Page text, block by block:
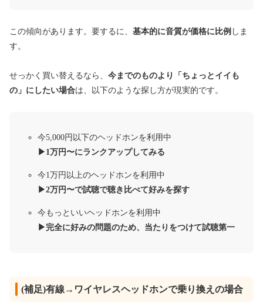
この傾向があります。要するに、 基本的に音質が価格に比例 しま
す。
せっかく買い替えるなら、 今までのものより「ちょっとイイも
の」にしたい場合は、以下のような探し方が現実的です。
今5,000円以下のヘッドホンを利用中
▶︎1万円〜にランクアップしてみる
今1万円以上のヘッドホンを利用中
▶︎2万円〜で試聴で聴き比べて好みを探す
今もっといいヘッドホンを利用中
▶︎完全に好みの問題のため、当たりをつけて試聴第一
(補足)有線→ワイヤレスヘッドホンで乗り換えの場合